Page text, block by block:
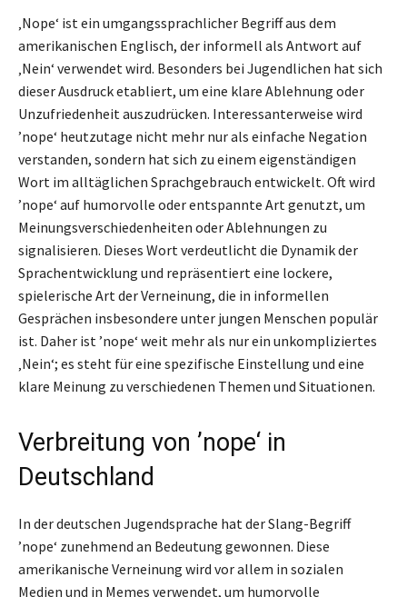
‚Nope‘ ist ein umgangssprachlicher Begriff aus dem
amerikanischen Englisch, der informell als Antwort auf
‚Nein‘ verwendet wird. Besonders bei Jugendlichen hat sich
dieser Ausdruck etabliert, um eine klare Ablehnung oder
Unzufriedenheit auszudrücken. Interessanterweise wird
’nope‘ heutzutage nicht mehr nur als einfache Negation
verstanden, sondern hat sich zu einem eigenständigen
Wort im alltäglichen Sprachgebrauch entwickelt. Oft wird
’nope‘ auf humorvolle oder entspannte Art genutzt, um
Meinungsverschiedenheiten oder Ablehnungen zu
signalisieren. Dieses Wort verdeutlicht die Dynamik der
Sprachentwicklung und repräsentiert eine lockere,
spielerische Art der Verneinung, die in informellen
Gesprächen insbesondere unter jungen Menschen populär
ist. Daher ist ’nope‘ weit mehr als nur ein unkompliziertes
‚Nein‘; es steht für eine spezifische Einstellung und eine
klare Meinung zu verschiedenen Themen und Situationen.
Verbreitung von ’nope‘ in
Deutschland
In der deutschen Jugendsprache hat der Slang-Begriff
’nope‘ zunehmend an Bedeutung gewonnen. Diese
amerikanische Verneinung wird vor allem in sozialen
Medien und in Memes verwendet, um humorvolle